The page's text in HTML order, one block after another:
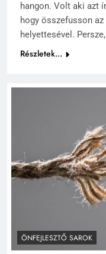
hangon. Volt aki azt
hogy összefusson
helyettesével.
Részletek...
ÖNFEJLESZTŐ SAROK